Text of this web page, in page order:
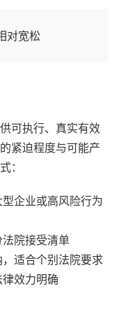
对宽松
可执行、真实有效
紧迫程度与可能产
：
企业或高风险行为
院接受清单
适合个别法院要求
效力明确